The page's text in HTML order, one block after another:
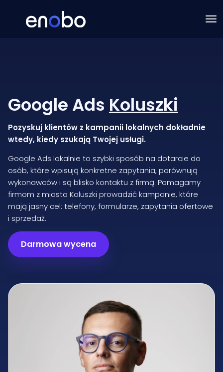
Google Ads Koluszki
Pozyskuj klientów z kampanii lokalnych dokładnie
wtedy, kiedy szukają Twojej usługi.
Google Ads lokalnie to szybki sposób na dotarcie do
osób, które wpisują konkretne zapytania, porównują
wykonawców i są blisko kontaktu z firmą. Pomagamy
firmom z miasta Koluszki prowadzić kampanie, które
mają jasny cel: telefony, formularze, zapytania ofertowe
i sprzedaż.
Darmowa wycena